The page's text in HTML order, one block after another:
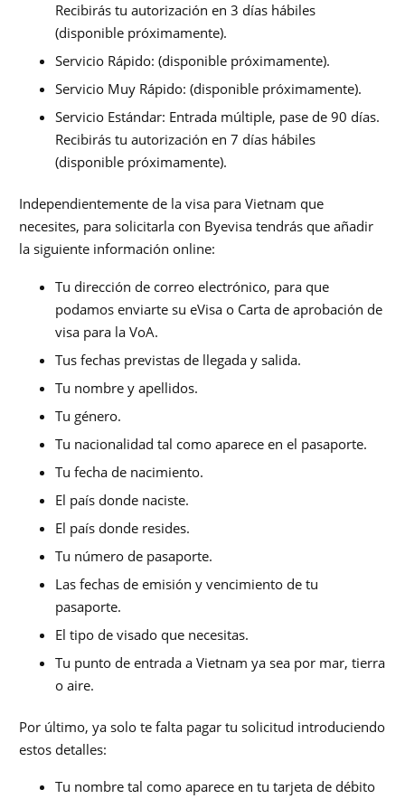
Recibirás tu autorización en 3 días hábiles
(disponible próximamente).
Servicio Rápido: (disponible próximamente).
Servicio Muy Rápido: (disponible próximamente).
Servicio Estándar: Entrada múltiple, pase de 90 días.
Recibirás tu autorización en 7 días hábiles
(disponible próximamente).
Independientemente de la visa para Vietnam que
necesites, para solicitarla con Byevisa tendrás que añadir
la siguiente información online:
Tu dirección de correo electrónico, para que
podamos enviarte su eVisa o Carta de aprobación de
visa para la VoA.
Tus fechas previstas de llegada y salida.
Tu nombre y apellidos.
Tu género.
Tu nacionalidad tal como aparece en el pasaporte.
Tu fecha de nacimiento.
El país donde naciste.
El país donde resides.
Tu número de pasaporte.
Las fechas de emisión y vencimiento de tu
pasaporte.
El tipo de visado que necesitas.
Tu punto de entrada a Vietnam ya sea por mar, tierra
o aire.
Por último, ya solo te falta pagar tu solicitud introduciendo
estos detalles:
Tu nombre tal como aparece en tu tarjeta de débito